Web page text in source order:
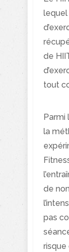
lequel
de
tout
Parmi
la
de
pas
risque